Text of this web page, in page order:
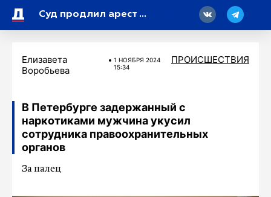
Суд продлил арест замкомандующего Ленинградским военным округом Муминджанову по делу о взятке
Елизавета
Воробьева
1 НОЯБРЯ 2024
15:34
ПРОИСШЕСТВИЯ
В Петербурге задержанный с
наркотиками мужчина укусил
сотрудника правоохранительных
органов
За палец